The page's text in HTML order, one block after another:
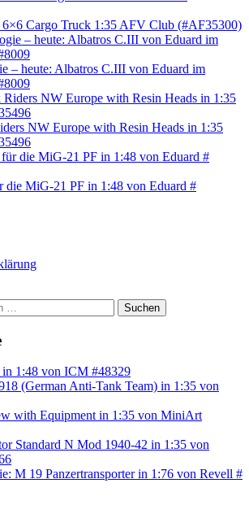
Cargo Truck 1:35 AFV Club (#AF35300)
– heute: Albatros C.III von Eduard im
NW Europe with Resin Heads in 1:35
die MiG-21 PF in 1:48 von Eduard #
Suchen
in 1:48 von ICM #48329
(German Anti-Tank Team) in 1:35 von
with Equipment in 1:35 von MiniArt
Standard N Mod 1940-42 in 1:35 von
M 19 Panzertransporter in 1:76 von Revell #